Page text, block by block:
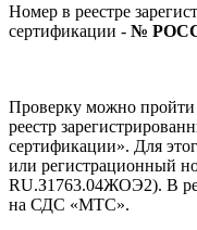
Номер в реестре
сертификации - № РОСС
Проверку можно пройти
реестр
сертификации». Для
или регистрационный
RU.З1763.04ЖОЭ2). В
на СДС «МТС».